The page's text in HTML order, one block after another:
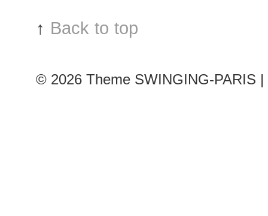
↑ Back to top
© 2026 Theme SWINGING-PARIS